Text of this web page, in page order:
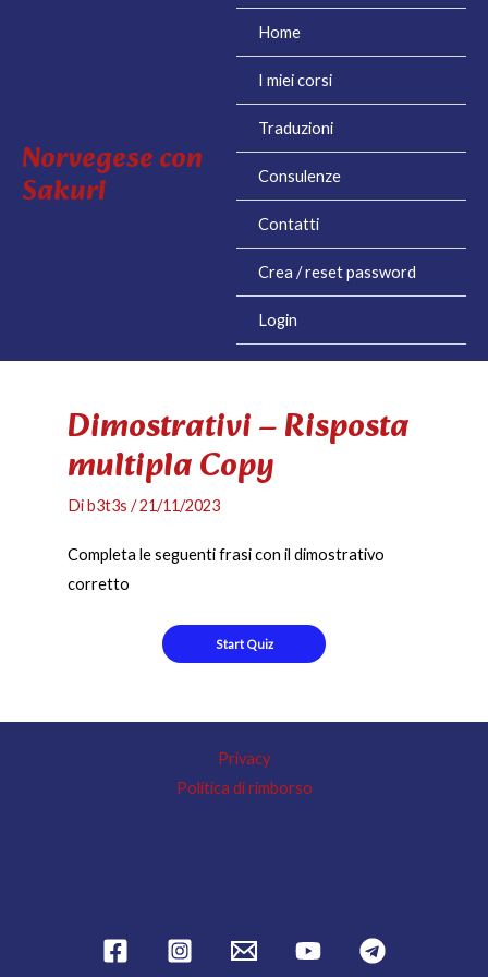
Norvegese con
Sakuri
Home
I miei corsi
Traduzioni
Consulenze
Contatti
Crea / reset password
Login
Dimostrativi – Risposta
multipla Copy
Dib3t3s/21/11/2023
Completa le seguenti frasi con il dimostrativo
corretto
Privacy
Politica di rimborso